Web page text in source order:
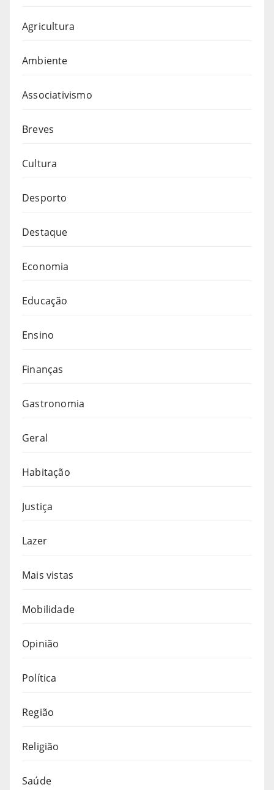
Agricultura
Ambiente
Associativismo
Breves
Cultura
Desporto
Destaque
Economia
Educação
Ensino
Finanças
Gastronomia
Geral
Habitação
Justiça
Lazer
Mais vistas
Mobilidade
Opinião
Política
Região
Religião
Saúde